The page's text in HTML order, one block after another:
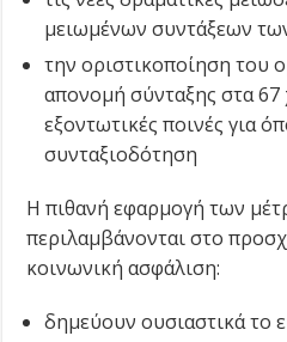
μειωμένων συντάξεων
την οριστικοποίηση του
απονομή σύνταξης στα 67
εξοντωτικές ποινές για
συνταξιοδότηση
Η πιθανή εφαρμογή των
περιλαμβάνονται στο
κοινωνική ασφάλιση:
δημεύουν ουσιαστικά το